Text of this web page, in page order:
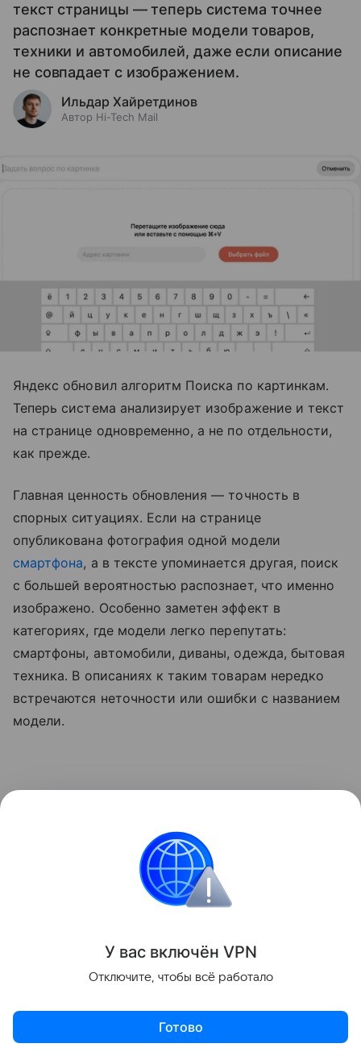
текст страницы — теперь система точнее
распознает конкретные модели товаров,
техники и автомобилей, даже если описание
не совпадает с изображением.
Ильдар Хайретдинов
Автор Hi-Tech Mail
Яндекс обновил алгоритм Поиска по картинкам.
Теперь система анализирует изображение и текст
на странице одновременно, а не по отдельности,
как прежде.
Главная ценность обновления — точность в
спорных ситуациях. Если на странице
опубликована фотография одной модели
смартфона, а в тексте упоминается другая, поиск
с большей вероятностью распознает, что именно
изображено. Особенно заметен эффект в
категориях, где модели легко перепутать:
смартфоны, автомобили, диваны, одежда, бытовая
техника. В описаниях к таким товарам нередко
встречаются неточности или ошибки с названием
модели.
У вас включён VPN
Отключите, чтобы всё работало
Готово